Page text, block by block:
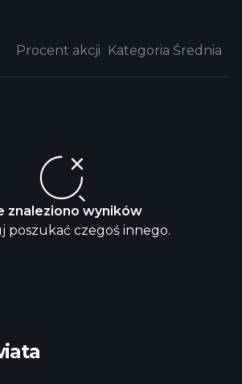
Procent akcji Kategoria Średnia
znaleziono wyników
poszukać czegoś innego.